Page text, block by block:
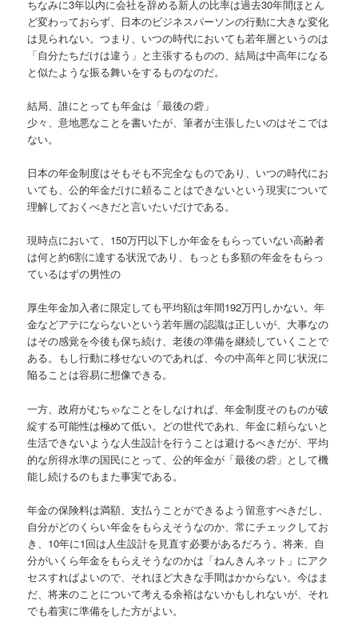
ちなみに3年以内に会社を辞める新人の比率は過去30年間ほとん
ど変わっておらず、日本のビジネスパーソンの行動に大きな変化
は見られない。つまり、いつの時代においても若年層というのは
「自分たちだけは違う」と主張するものの、結局は中高年になる
と似たような振る舞いをするものなのだ。
結局、誰にとっても年金は「最後の砦」
少々、意地悪なことを書いたが、筆者が主張したいのはそこでは
ない。
日本の年金制度はそもそも不完全なものであり、いつの時代にお
いても、公的年金だけに頼ることはできないという現実について
理解しておくべきだと言いたいだけである。
現時点において、150万円以下しか年金をもらっていない高齢者
は何と約6割に達する状況であり、もっとも多額の年金をもらっ
ているはずの男性の
厚生年金加入者に限定しても平均額は年間192万円しかない。年
金などアテにならないという若年層の認識は正しいが、大事なの
はその感覚を今後も保ち続け、老後の準備を継続していくことで
ある。もし行動に移せないのであれば、今の中高年と同じ状況に
陥ることは容易に想像できる。
一方、政府がむちゃなことをしなければ、年金制度そのものが破
綻する可能性は極めて低い。どの世代であれ、年金に頼らないと
生活できないような人生設計を行うことは避けるべきだが、平均
的な所得水準の国民にとって、公的年金が「最後の砦」として機
能し続けるのもまた事実である。
年金の保険料は満額、支払うことができるよう留意すべきだし、
自分がどのくらい年金をもらえそうなのか、常にチェックしてお
き、10年に1回は人生設計を見直す必要があるだろう。将来、自
分がいくら年金をもらえそうなのかは「ねんきんネット」にアク
セスすればよいので、それほど大きな手間はかからない。今はま
だ、将来のことについて考える余裕はないかもしれないが、それ
でも着実に準備をした方がよい。